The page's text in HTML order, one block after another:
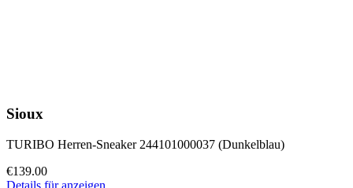
Sioux
TURIBO Herren-Sneaker 244101000037 (Dunkelblau)
€139.00
Details für anzeigen